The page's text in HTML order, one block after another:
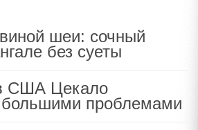
шеи: сочный
без суеты
США Цекало
большими проблемами